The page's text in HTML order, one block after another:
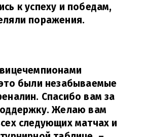
к успеху и победам,
поражения.
были незабываемые
Спасибо вам за
Желаю вам
следующих матчах и